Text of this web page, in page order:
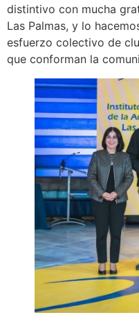
distintivo con mucha
Las Palmas, y lo
esfuerzo colectivo de
que conforman la